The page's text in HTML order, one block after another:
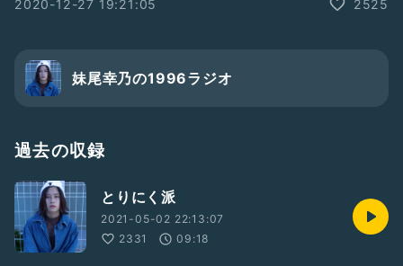
2020-12-27 19:21:05 2525
妹尾幸乃の1996ラジオ
過去の収録
とりにく派
2021-05-02 22:13:07
2331
09:18